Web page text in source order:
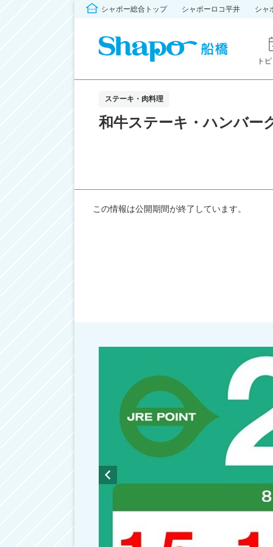
シャポー総合トップ シャポーロコ平井 シャ
ト
ステーキ・肉料理
和牛ステーキ・ハンバー
この情報は公開期間が終了しています。